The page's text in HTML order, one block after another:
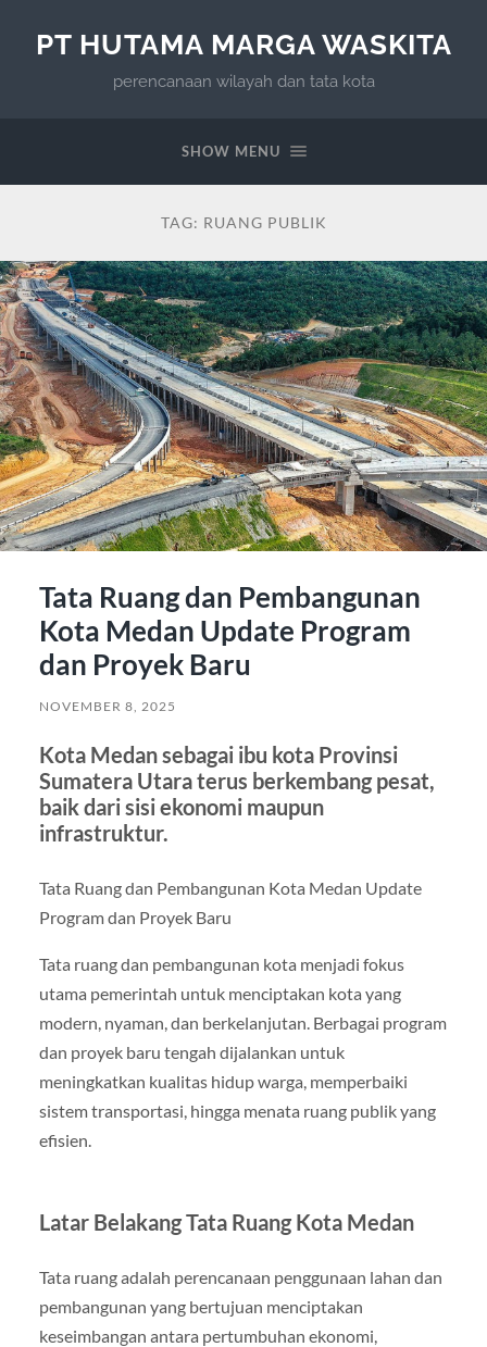
PT HUTAMA MARGA WASKITA
perencanaan wilayah dan tata kota
SHOW MENU
TAG: RUANG PUBLIK
Tata Ruang dan Pembangunan
Kota Medan Update Program
dan Proyek Baru
NOVEMBER 8, 2025
Kota Medan sebagai ibu kota Provinsi
Sumatera Utara terus berkembang pesat,
baik dari sisi ekonomi maupun
infrastruktur.
Tata Ruang dan Pembangunan Kota Medan Update
Program dan Proyek Baru
Tata ruang dan pembangunan kota menjadi fokus
utama pemerintah untuk menciptakan kota yang
modern, nyaman, dan berkelanjutan. Berbagai program
dan proyek baru tengah dijalankan untuk
meningkatkan kualitas hidup warga, memperbaiki
sistem transportasi, hingga menata ruang publik yang
efisien.
Latar Belakang Tata Ruang Kota Medan
Tata ruang adalah perencanaan penggunaan lahan dan
pembangunan yang bertujuan menciptakan
keseimbangan antara pertumbuhan ekonomi,